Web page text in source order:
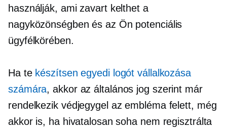
használják, ami zavart kelthet a
nagyközönségben és az Ön potenciális
ügyfélkörében.
Ha te készítsen egyedi logót vállalkozása
számára, akkor az általános jog szerint már
rendelkezik védjegygel az embléma felett, még
akkor is, ha hivatalosan soha nem regisztrálta